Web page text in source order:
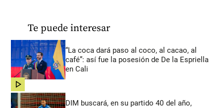
Te puede interesar
“La coca dará paso al coco, al cacao, al
café”: así fue la posesión de De la Espriella
en Cali
share
DIM buscará, en su partido 40 del año,